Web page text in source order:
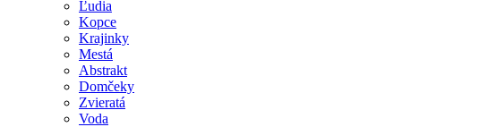
Ľudia
Kopce
Krajinky
Mestá
Abstrakt
Domčeky
Zvieratá
Voda